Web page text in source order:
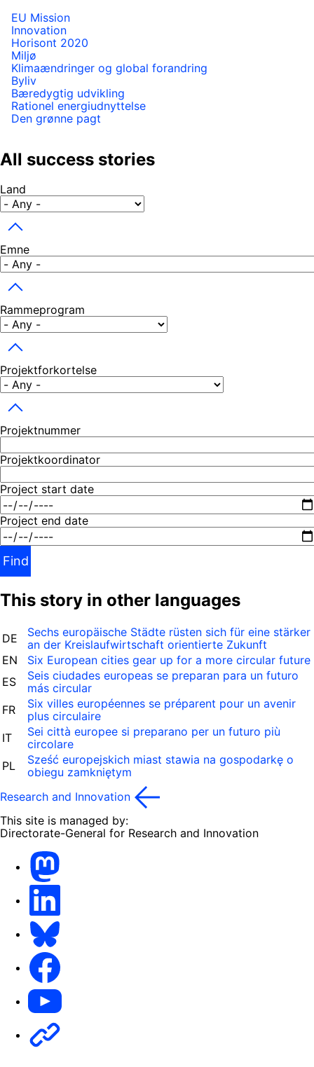
EU Mission
Innovation
Horisont 2020
Miljø
Klimaændringer og global forandring
Byliv
Bæredygtig udvikling
Rationel energiudnyttelse
Den grønne pagt
All success stories
Land
Toggle dropdown
Emne
Toggle dropdown
Rammeprogram
Toggle dropdown
Projektforkortelse
Toggle dropdown
Projektnummer
Projektkoordinator
Project start date
Project end date
Find
This story in other languages
DE
Sechs europäische Städte rüsten sich für eine stärker
an der Kreislaufwirtschaft orientierte Zukunft
EN
Six European cities gear up for a more circular future
ES
Seis ciudades europeas se preparan para un futuro
más circular
FR
Six villes européennes se préparent pour un avenir
plus circulaire
IT
Sei città europee si preparano per un futuro più
circolare
PL
Sześć europejskich miast stawia na gospodarkę o
obiegu zamkniętym
Research and Innovation
This site is managed by:
Directorate-General for Research and Innovation
Youtube